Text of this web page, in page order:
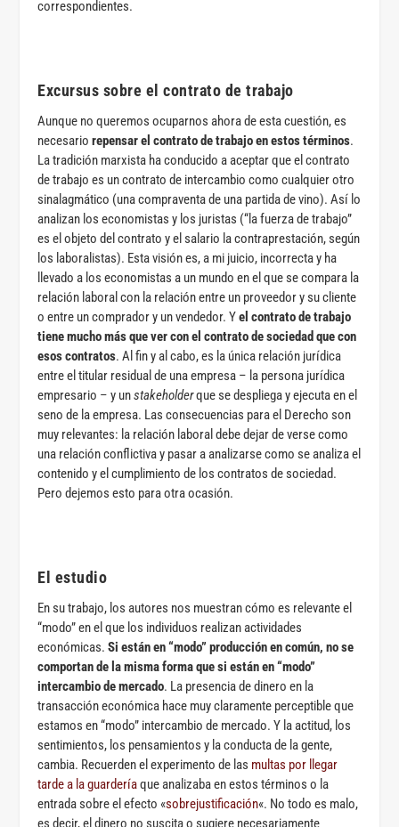
correspondientes.
Excursus sobre el contrato de trabajo
Aunque no queremos ocuparnos ahora de esta cuestión, es
necesariorepensar el contrato de trabajo en estos términos.
La tradición marxista ha conducido a aceptar que el contrato
de trabajo es un contrato de intercambio como cualquier otro
sinalagmático (una compraventa de una partida de vino). Así lo
analizan los economistas y los juristas (“la fuerza de trabajo”
es el objeto del contrato y el salario la contraprestación, según
los laboralistas). Esta visión es, a mi juicio, incorrecta y ha
llevado a los economistas a un mundo en el que se compara la
relación laboral con la relación entre un proveedor y su cliente
o entre un comprador y un vendedor. Yel contrato de trabajo
tiene mucho más que ver con el contrato de sociedad que con
esos contratos. Al fin y al cabo, es la única relación jurídica
entre el titular residual de una empresa – la persona jurídica
empresario – y unstakeholderque se despliega y ejecuta en el
seno de la empresa. Las consecuencias para el Derecho son
muy relevantes: la relación laboral debe dejar de verse como
una relación conflictiva y pasar a analizarse como se analiza el
contenido y el cumplimiento de los contratos de sociedad.
Pero dejemos esto para otra ocasión.
El estudio
En su trabajo, los autores nos muestran cómo es relevante el
“modo” en el que los individuos realizan actividades
económicas. Si están en “modo” producción en común, no se
comportan de la misma forma que si están en “modo”
intercambio de mercado. La presencia de dinero en la
transacción económica hace muy claramente perceptible que
estamos en “modo” intercambio de mercado. Y la actitud, los
sentimientos, los pensamientos y la conducta de la gente,
cambia. Recuerden el experimento de las multas por llegar
tarde a la guarderíaque analizaba en estos términos o la
entrada sobre el efecto «sobrejustificación«. No todo es malo,
es decir, el dinero no suscita o sugiere necesariamente